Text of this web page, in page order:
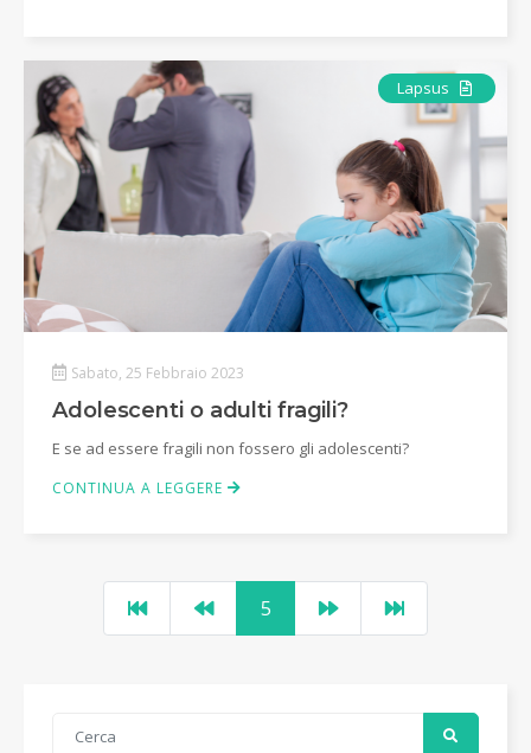
Lapsus Articolo
Sabato, 25 Febbraio 2023
Adolescenti o adulti fragili?
E se ad essere fragili non fossero gli adolescenti?
CONTINUA A LEGGERE
5